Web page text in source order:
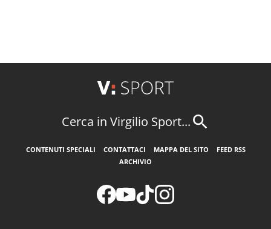
Cerca in Virgilio Sport...
CONTENUTI SPECIALI CONTATTACI MAPPA DEL SITO
FEED RSS
ARCHIVIO